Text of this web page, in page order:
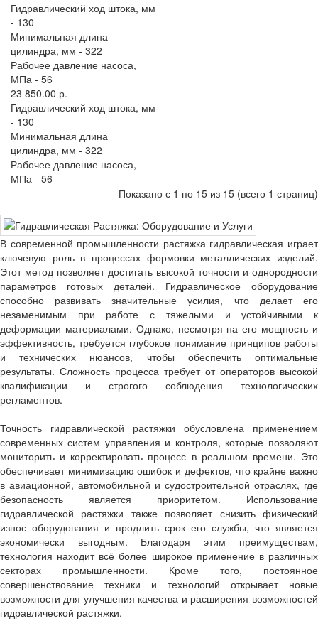
Гидравлический ход штока, мм
- 130
Минимальная длина
цилиндра, мм - 322
Рабочее давление насоса,
МПа - 56
23 850.00 р.
Гидравлический ход штока, мм
- 130
Минимальная длина
цилиндра, мм - 322
Рабочее давление насоса,
МПа - 56
Показано с 1 по 15 из 15 (всего 1 страниц)
В современной промышленности растяжка гидравлическая играет
ключевую роль в процессах формовки металлических изделий.
Этот метод позволяет достигать высокой точности и однородности
параметров готовых деталей. Гидравлическое оборудование
способно развивать значительные усилия, что делает его
незаменимым при работе с тяжелыми и устойчивыми к
деформации материалами. Однако, несмотря на его мощность и
эффективность, требуется глубокое понимание принципов работы
и технических нюансов, чтобы обеспечить оптимальные
результаты. Сложность процесса требует от операторов высокой
квалификации и строгого соблюдения технологических
регламентов.
Точность гидравлической растяжки обусловлена применением
современных систем управления и контроля, которые позволяют
мониторить и корректировать процесс в реальном времени. Это
обеспечивает минимизацию ошибок и дефектов, что крайне важно
в авиационной, автомобильной и судостроительной отраслях, где
безопасность является приоритетом. Использование
гидравлической растяжки также позволяет снизить физический
износ оборудования и продлить срок его службы, что является
экономически выгодным. Благодаря этим преимуществам,
технология находит всё более широкое применение в различных
секторах промышленности. Кроме того, постоянное
совершенствование техники и технологий открывает новые
возможности для улучшения качества и расширения возможностей
гидравлической растяжки.